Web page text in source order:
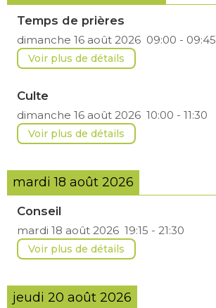
Temps de prières
dimanche 16 août 2026 09:00 - 09:45
Voir plus de détails
Culte
dimanche 16 août 2026 10:00 - 11:30
Voir plus de détails
mardi 18 août 2026
Conseil
mardi 18 août 2026 19:15 - 21:30
Voir plus de détails
jeudi 20 août 2026